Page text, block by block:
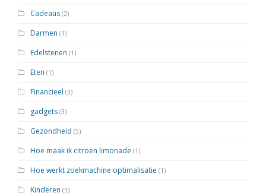
Cadeaus (2)
Darmen (1)
Edelstenen (1)
Eten (1)
Financieel (3)
gadgets (3)
Gezondheid (5)
Hoe maak ik citroen limonade (1)
Hoe werkt zoekmachine optimalisatie (1)
Kinderen (3)